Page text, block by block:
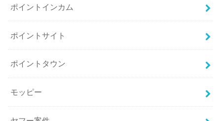
ポイントインカム
ポイントサイト
ポイントタウン
モッピー